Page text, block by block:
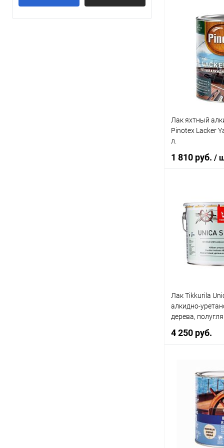
дерева,
В
Купить в 1
В избранное
Лак яхтный
Pinotex Lacker
л.
1 810 руб. /
Купить в 1
В избранное
Лак Tikkurila
алкидно-
дерева,
4 250 руб.
В
Купить в 1
В избранное
Литраж | Масса: